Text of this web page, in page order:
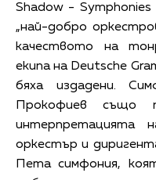
Shadow -
„най-добро
качеството на
екипа на Deutsche
бяха издадени.
Прокофиев също
интерпретацията
оркестър и
Пета симфония,